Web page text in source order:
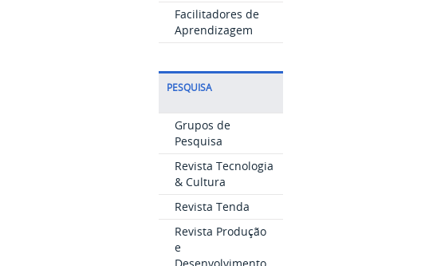
Facilitadores de
Aprendizagem
PESQUISA
Grupos de
Pesquisa
Revista Tecnologia
& Cultura
Revista Tenda
Revista Produção
e